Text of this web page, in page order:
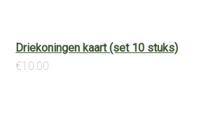
Driekoningen kaart (set 10 stuks)
€10.00